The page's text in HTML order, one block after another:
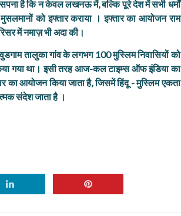
है कि न केवल लखनऊ में, बल्कि पूरे देश में सभी धर्मों
को इफ्तार कराया । इफ्तार का आयोजन राम
में नमाज़ भी अदा की।
तालुका गांव के लगभग 100 मुस्लिम निवासियों को
गया था। इसी तरह आज-कल टाइम्स ऑफ इंडिया का
का आयोजन किया जाता है, जिसमें हिंदू - मुस्लिम एकता
संदेश जाता है ।